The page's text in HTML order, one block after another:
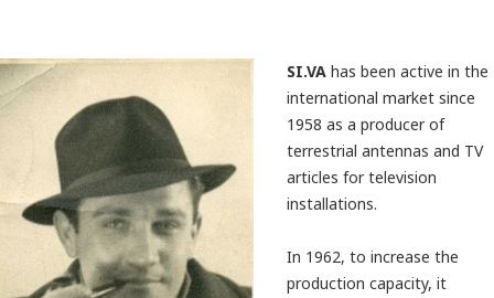
SI.VA has been active in the
international market since
1958 as a producer of
terrestrial antennas and TV
articles for television
installations.
In 1962, to increase the
production capacity, it